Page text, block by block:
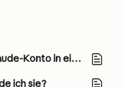
Verschieben Sie Ihr persönliches Claude-Konto in eine Team- oder Enterprise-Organisation
ich sie?